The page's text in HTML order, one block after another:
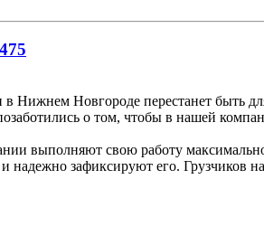
Нижнем Новгороде перестанет быть
о том, чтобы в нашей
выполняют свою работу
зафиксируют его. Грузчиков